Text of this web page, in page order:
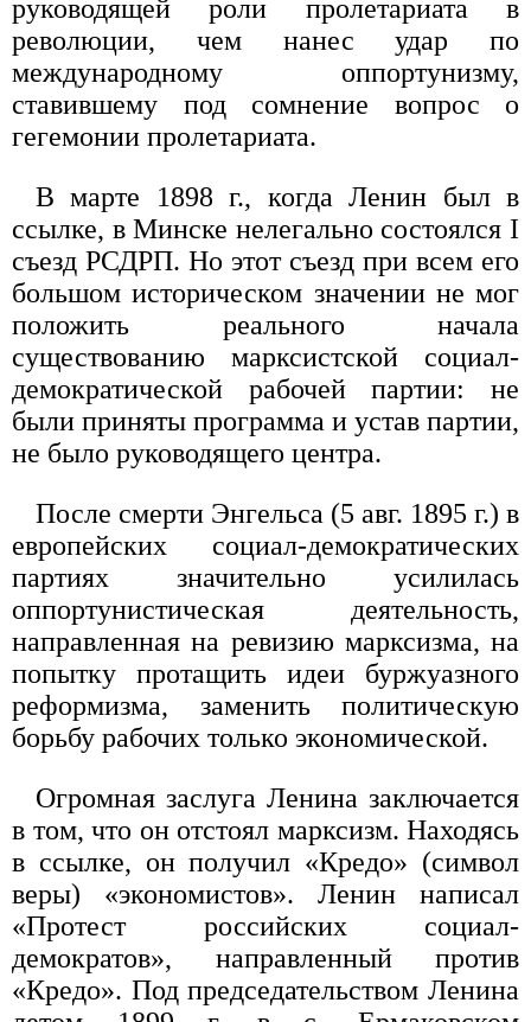
руководящей роли пролетариата в
революции, чем нанес удар по
международному оппортунизму,
ставившему под сомнение вопрос о
гегемонии пролетариата.
В марте 1898 г., когда Ленин был в
ссылке, в Минске нелегально состоялся I
съезд РСДРП. Но этот съезд при всем его
большом историческом значении не мог
положить реального начала
существованию марксистской социал-
демократической рабочей партии: не
были приняты программа и устав партии,
не было руководящего центра.
После смерти Энгельса (5 авг. 1895 г.) в
европейских социал-демократических
партиях значительно усилилась
оппортунистическая деятельность,
направленная на ревизию марксизма, на
попытку протащить идеи буржуазного
реформизма, заменить политическую
борьбу рабочих только экономической.
Огромная заслуга Ленина заключается
в том, что он отстоял марксизм. Находясь
в ссылке, он получил «Кредо» (символ
веры) «экономистов». Ленин написал
«Протест российских социал-
демократов», направленный против
«Кредо». Под председательством Ленина